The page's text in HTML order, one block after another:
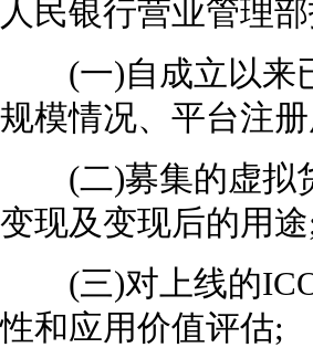
人民银行营业管理
(一)自成立以来已
规模情况、平台注
(二)募集的虚拟货
变现及变现后的用
(三)对上线的ICO
性和应用价值评估;